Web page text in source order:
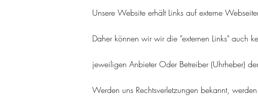
Unsere Website erhält Links auf externe
Daher können wir wir die "externen Links" auch
jeweiligen Anbieter Oder Betreiber (Uhrheber)
Werden uns Rechtsverletzungen bekannt,